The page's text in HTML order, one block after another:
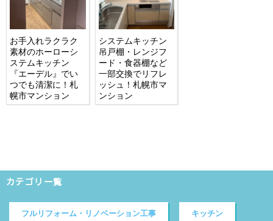
お手入れラクラク
素材のホーローシ
ステムキッチン
『エーデル』でい
つでも清潔に！札
幌市マンション
システムキッチン
吊戸棚・レンジフ
ード・食器棚など
一部交換でリフレ
ッシュ！札幌市マ
ンション
カテゴリ一覧
フルリフォーム・リノベーション工事 キッチン